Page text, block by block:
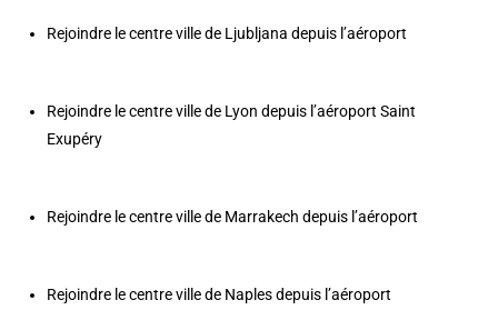
Rejoindre le centre ville de Ljubljana depuis l’aéroport
Rejoindre le centre ville de Lyon depuis l’aéroport Saint
Exupéry
Rejoindre le centre ville de Marrakech depuis l’aéroport
Rejoindre le centre ville de Naples depuis l’aéroport